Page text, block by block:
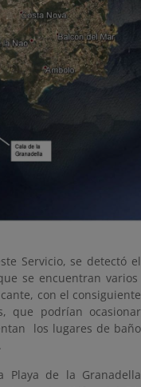
Servicio, se detectó el
se encuentran varios
con el consiguiente
que podrían ocasionar
los lugares de baño
de la Granadella